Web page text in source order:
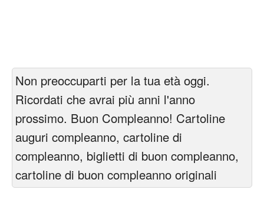
Non preoccuparti per la tua età oggi.
Ricordati che avrai più anni l'anno
prossimo. Buon Compleanno! Cartoline
auguri compleanno, cartoline di
compleanno, biglietti di buon compleanno,
cartoline di buon compleanno originali